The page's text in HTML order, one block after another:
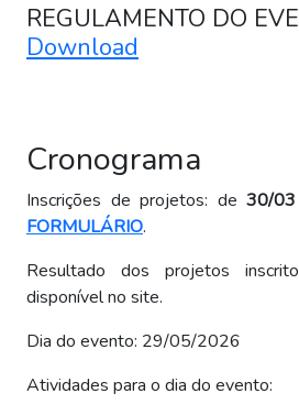
REGULAMENTO DO
Download
Cronograma
Inscrições de projetos: de30/
FORMULÁRIO.
Resultado dos projetos
disponível no site.
Dia do evento: 29/05/2026
Atividades para o dia do evento: